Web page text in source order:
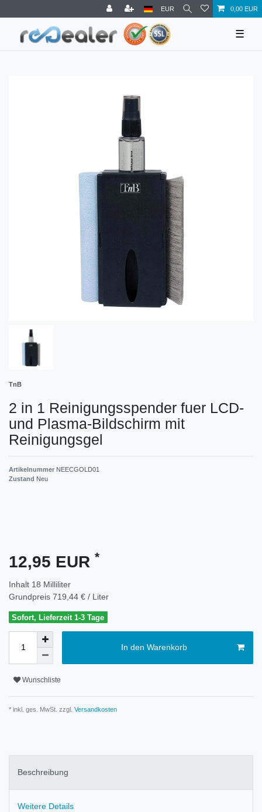
EUR 0,00 EUR
☰
TnB
2 in 1 Reinigungsspender fuer LCD-
und Plasma-Bildschirm mit
Reinigungsgel
Artikelnummer NEECGOLD01
Zustand Neu
12,95 EUR *
Inhalt 18 Milliliter
Grundpreis 719,44 € / Liter
Sofort, Lieferzeit 1-3 Tage
In den Warenkorb
Wunschliste
* inkl. ges. MwSt. zzgl. Versandkosten
Beschreibung
Weitere Details